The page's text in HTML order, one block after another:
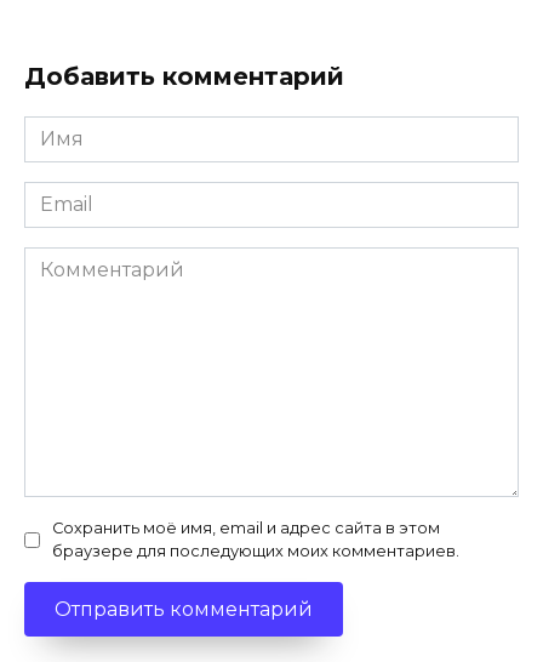
Добавить комментарий
Имя
*
Email
*
Комментарий
Сохранить моё имя, email и адрес сайта в этом
браузере для последующих моих комментариев.